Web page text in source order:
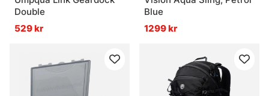
Double
529 kr
Blue
1299 kr